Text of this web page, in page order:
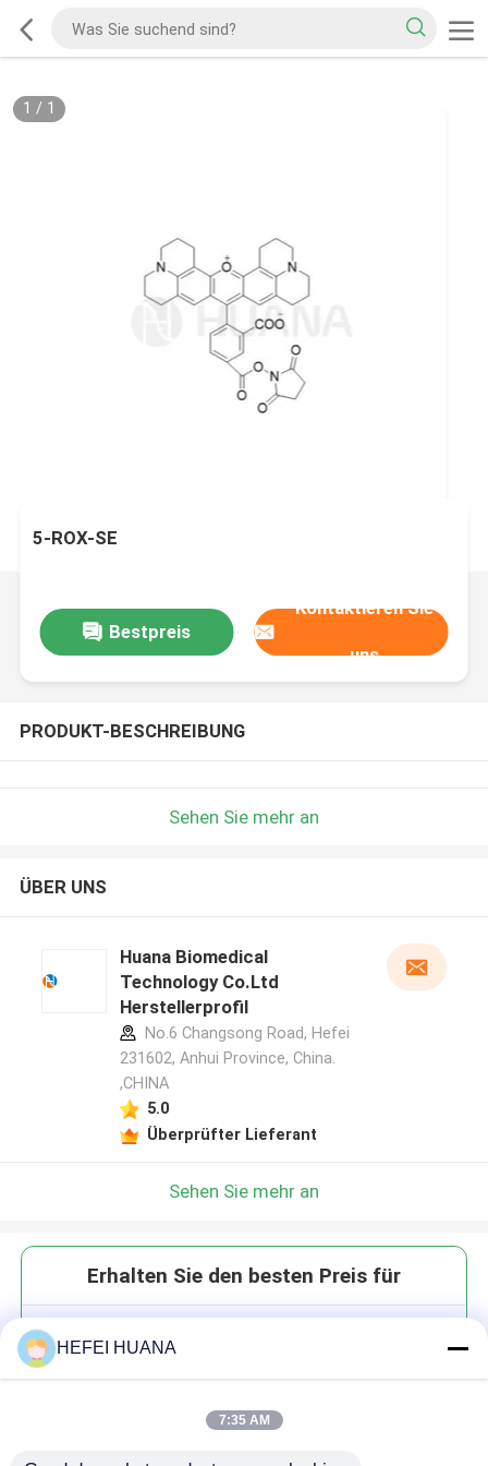
1 / 1
5-ROX-SE
Bestpreis
Kontaktieren Sie
uns
PRODUKT-BESCHREIBUNG
Sehen Sie mehr an
ÜBER UNS
Huana Biomedical
Technology Co.Ltd
Herstellerprofil
No.6 Changsong Road, Hefei
231602, Anhui Province, China.
,CHINA
5.0
Überprüfter Lieferant
Sehen Sie mehr an
Erhalten Sie den besten Preis für
HEFEI HUANA
7:35 AM